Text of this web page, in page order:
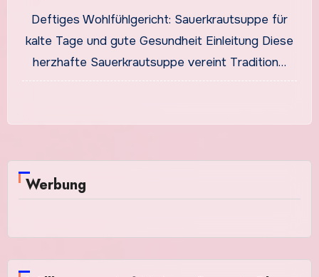
Deftiges Wohlfühlgericht: Sauerkrautsuppe für
kalte Tage und gute Gesundheit Einleitung Diese
herzhafte Sauerkrautsuppe vereint Tradition…
Werbung